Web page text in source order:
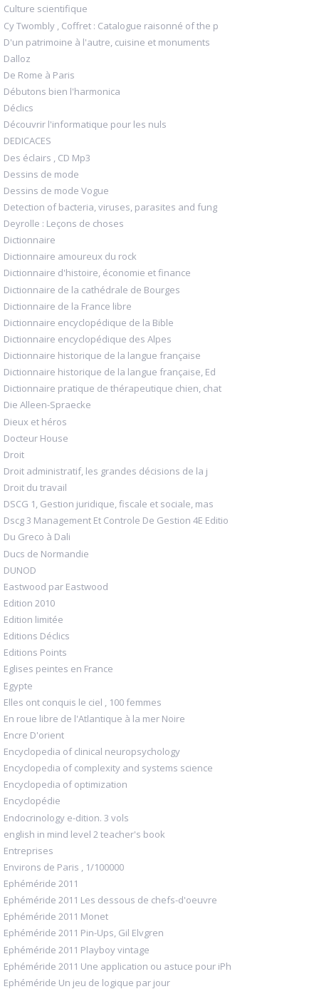
Culture scientifique
Cy Twombly , Coffret : Catalogue raisonné of the p
D'un patrimoine à l'autre, cuisine et monuments
Dalloz
De Rome à Paris
Débutons bien l'harmonica
Déclics
Découvrir l'informatique pour les nuls
DEDICACES
Des éclairs , CD Mp3
Dessins de mode
Dessins de mode Vogue
Detection of bacteria, viruses, parasites and fung
Deyrolle : Leçons de choses
Dictionnaire
Dictionnaire amoureux du rock
Dictionnaire d'histoire, économie et finance
Dictionnaire de la cathédrale de Bourges
Dictionnaire de la France libre
Dictionnaire encyclopédique de la Bible
Dictionnaire encyclopédique des Alpes
Dictionnaire historique de la langue française
Dictionnaire historique de la langue française, Ed
Dictionnaire pratique de thérapeutique chien, chat
Die Alleen-Spraecke
Dieux et héros
Docteur House
Droit
Droit administratif, les grandes décisions de la j
Droit du travail
DSCG 1, Gestion juridique, fiscale et sociale, mas
Dscg 3 Management Et Controle De Gestion 4E Editio
Du Greco à Dali
Ducs de Normandie
DUNOD
Eastwood par Eastwood
Edition 2010
Edition limitée
Editions Déclics
Editions Points
Eglises peintes en France
Egypte
Elles ont conquis le ciel , 100 femmes
En roue libre de l'Atlantique à la mer Noire
Encre D'orient
Encyclopedia of clinical neuropsychology
Encyclopedia of complexity and systems science
Encyclopedia of optimization
Encyclopédie
Endocrinology e-dition. 3 vols
english in mind level 2 teacher's book
Entreprises
Environs de Paris , 1/100000
Ephéméride 2011
Ephéméride 2011 Les dessous de chefs-d'oeuvre
Ephéméride 2011 Monet
Ephéméride 2011 Pin-Ups, Gil Elvgren
Ephéméride 2011 Playboy vintage
Ephéméride 2011 Une application ou astuce pour iPh
Ephéméride Un jeu de logique par jour